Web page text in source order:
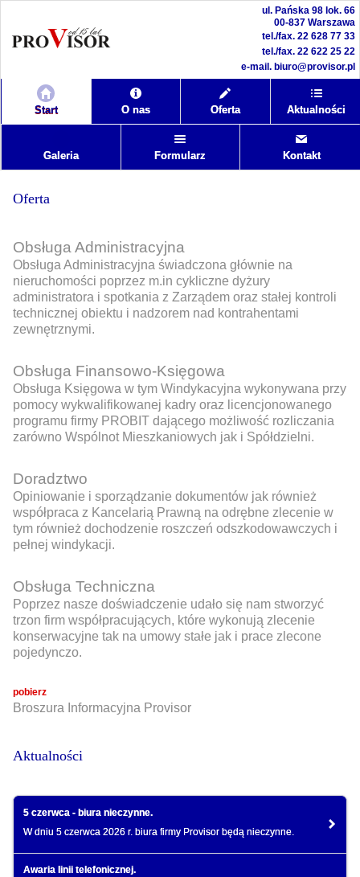
ul. Pańska 98 lok. 66
00-837 Warszawa
tel./fax. 22 628 77 33
tel./fax. 22 622 25 22
e-mail. biuro@provisor.pl
Start O nas Oferta Aktualności
Galeria Formularz Kontakt
Oferta
Obsługa Administracyjna
Obsługa Administracyjna świadczona głównie na
nieruchomości poprzez m.in cykliczne dyżury
administratora i spotkania z Zarządem oraz stałej kontroli
technicznej obiektu i nadzorem nad kontrahentami
zewnętrznymi.
Obsługa Finansowo-Księgowa
Obsługa Księgowa w tym Windykacyjna wykonywana przy
pomocy wykwalifikowanej kadry oraz licencjonowanego
programu firmy PROBIT dającego możliwość rozliczania
zarówno Wspólnot Mieszkaniowych jak i Spółdzielni.
Doradztwo
Opiniowanie i sporządzanie dokumentów jak również
współpraca z Kancelarią Prawną na odrębne zlecenie w
tym również dochodzenie roszczeń odszkodowawczych i
pełnej windykacji.
Obsługa Techniczna
Poprzez nasze doświadczenie udało się nam stworzyć
trzon firm współpracujących, które wykonują zlecenie
konserwacyjne tak na umowy stałe jak i prace zlecone
pojedynczo.
pobierz
Broszura Informacyjna Provisor
Aktualności
5 czerwca - biura nieczynne.
W dniu 5 czerwca 2026 r. biura firmy Provisor będą nieczynne.
Awaria linii telefonicznej.